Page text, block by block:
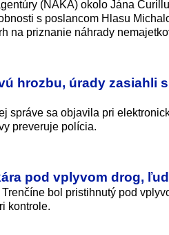
(NAKA) okolo Jána
s poslancom Hlasu
na priznanie náhrady
hrozbu, úrady zasiahli
správe sa objavila pri
preveruje polícia.
pod vplyvom drog,
bol pristihnutý pod
kontrole.